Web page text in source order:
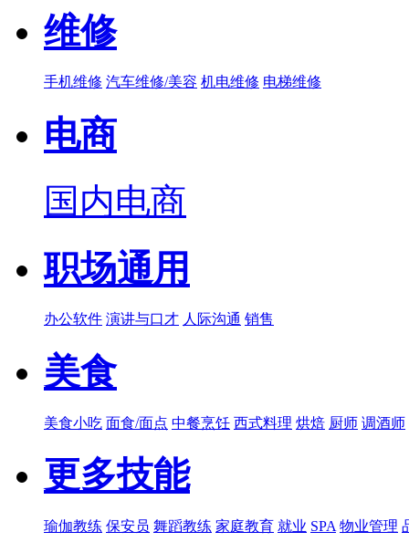
维修
手机维修 汽车维修/美容 机电维修 电梯维修
电商
国内电商
职场通用
办公软件 演讲与口才 人际沟通 销售
美食
美食小吃 面食/面点 中餐烹饪 西式料理 烘焙 厨师 调酒师
更多技能
瑜伽教练 保安员 舞蹈教练 家庭教育 就业 SPA 物业管理